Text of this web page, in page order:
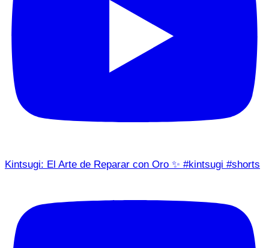
Kintsugi: El Arte de Reparar con Oro ✨ #kintsugi #shorts